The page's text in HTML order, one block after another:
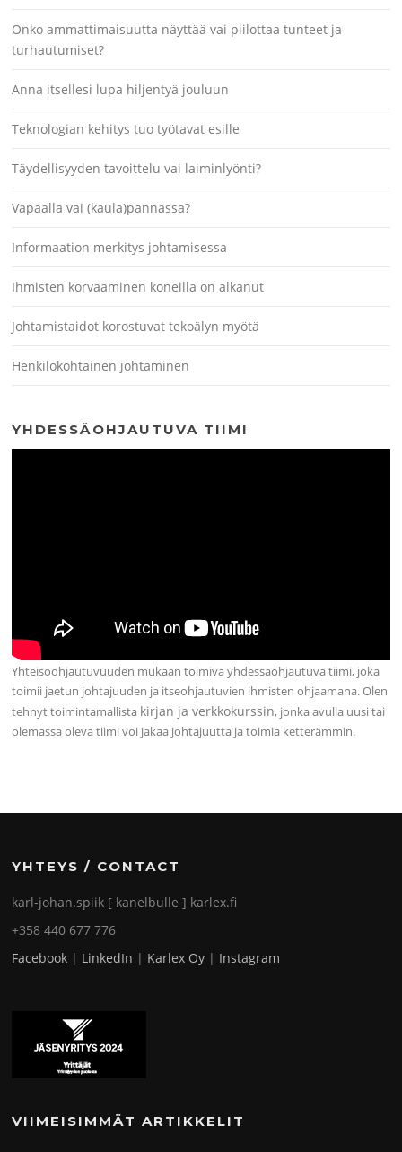
Onko ammattimaisuutta näyttää vai piilottaa tunteet ja
turhautumiset?
Anna itsellesi lupa hiljentyä jouluun
Teknologian kehitys tuo työtavat esille
Täydellisyyden tavoittelu vai laiminlyönti?
Vapaalla vai (kaula)pannassa?
Informaation merkitys johtamisessa
Ihmisten korvaaminen koneilla on alkanut
Johtamistaidot korostuvat tekoälyn myötä
Henkilökohtainen johtaminen
YHDESSÄOHJAUTUVA TIIMI
Yhteisöohjautuvuuden mukaan toimiva yhdessäohjautuva tiimi, joka
toimii jaetun johtajuuden ja itseohjautuvien ihmisten ohjaamana. Olen
tehnyt toimintamallista kirjan ja verkkokurssin, jonka avulla uusi tai
olemassa oleva tiimi voi jakaa johtajuutta ja toimia ketterämmin.
YHTEYS / CONTACT
karl-johan.spiik [ kanelbulle ] karlex.fi
+358 440 677 776
Facebook | LinkedIn | Karlex Oy | Instagram
VIIMEISIMMÄT ARTIKKELIT